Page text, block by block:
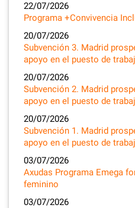
22/07/2026
Programa +Convivencia
20/07/2026
Subvención 3. Madrid
apoyo en el puesto de
20/07/2026
Subvención 2. Madrid
apoyo en el puesto de
20/07/2026
Subvención 1. Madrid
apoyo en el puesto de
03/07/2026
Axudas Programa Emega
feminino
03/07/2026